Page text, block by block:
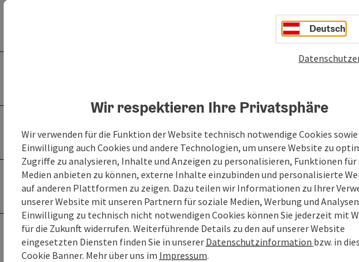
Deutsch
Wir respektieren Ihre Privatsphäre
Wir verwenden für die Funktion der Website technisch notwendige Cookies
Einwilligung auch Cookies und andere Technologien, um unsere Website zu
Zugriffe zu analysieren, Inhalte und Anzeigen zu personalisieren, Funktionen für
Medien anbieten zu können, externe Inhalte einzubinden und personalisierte
auf anderen Plattformen zu zeigen. Dazu teilen wir Informationen zu Ihrer
unserer Website mit unseren Partnern für soziale Medien, Werbung und
Einwilligung zu technisch nicht notwendigen Cookies können Sie jederzeit mit
für die Zukunft widerrufen. Weiterführende Details zu den auf unserer Website
eingesetzten Diensten finden Sie in unserer Datenschutzinformation bzw. in
Cookie Banner. Mehr über uns im Impressum.